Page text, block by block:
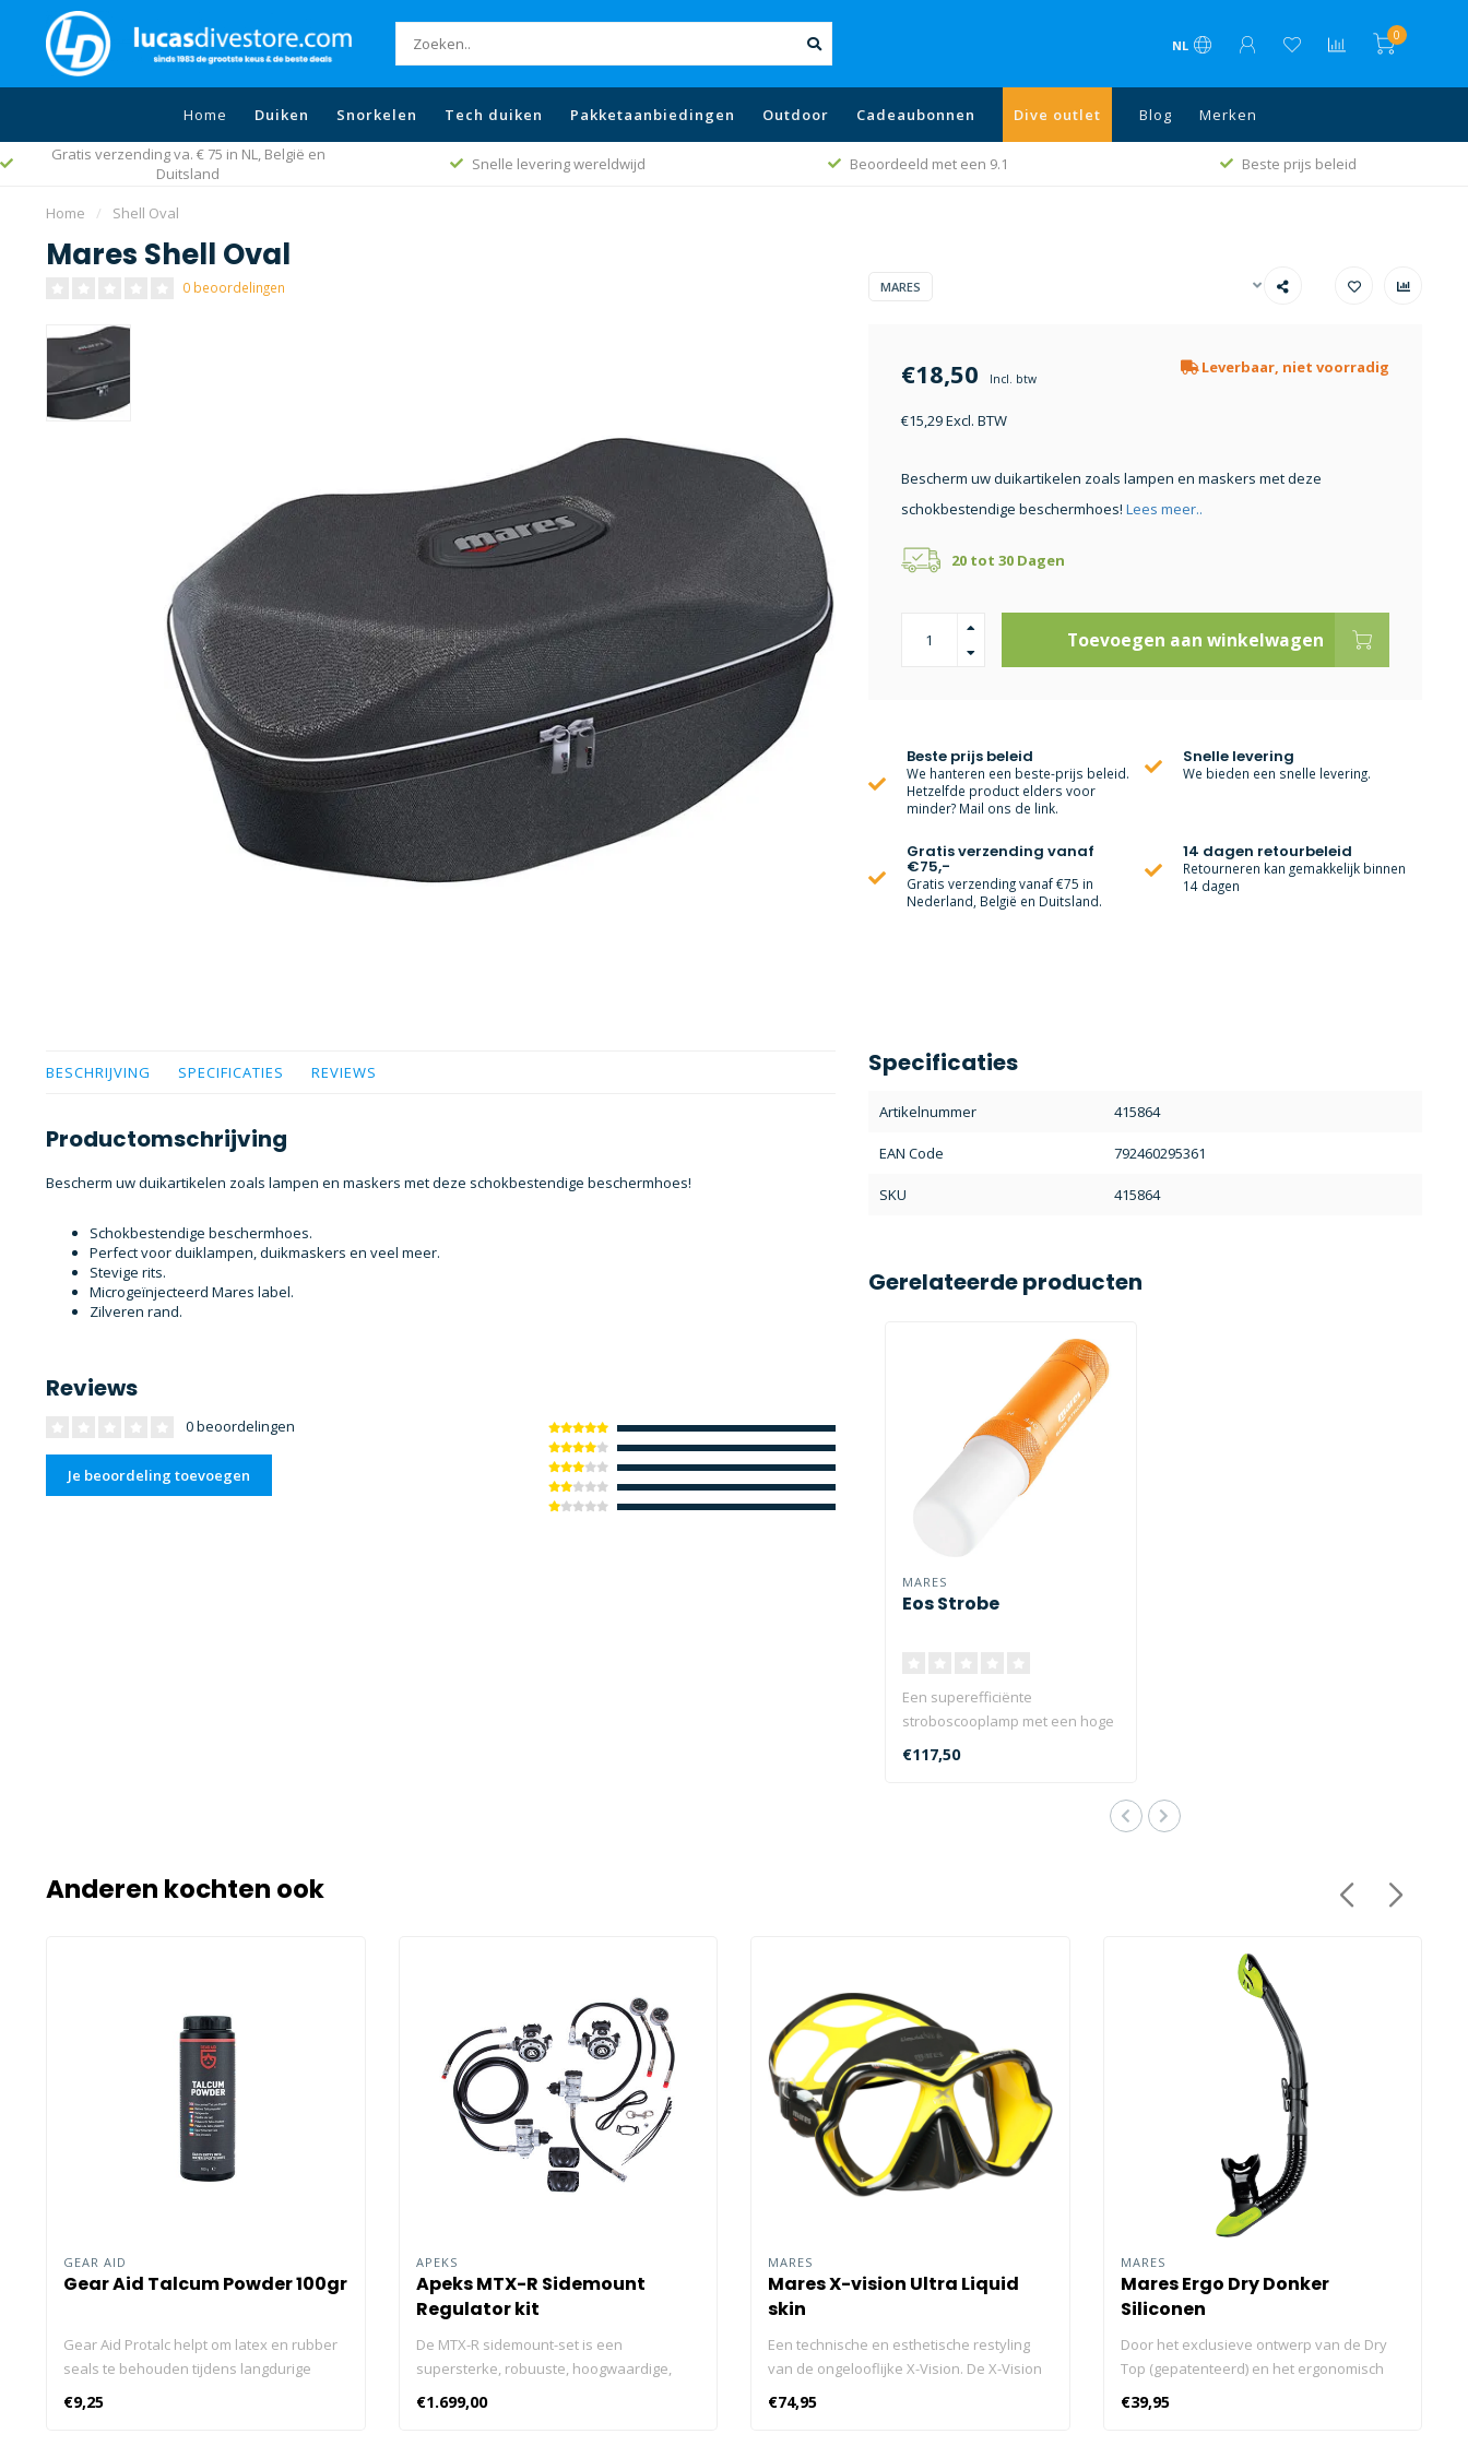
NL
0
Home Duiken Snorkelen Tech duiken Pakketaanbiedingen Outdoor Cadeaubonnen Dive outlet Blog
Merken
Gratis verzending va. € 75 in NL, België en
Duitsland
Snelle levering wereldwijd Beoordeeld met een 9.1 Beste prijs beleid
Home / Shell Oval
Mares Shell Oval
0 beoordelingen MARES
€18,50 Incl. btw
€15,29 Excl. BTW
Leverbaar, niet voorradig
Bescherm uw duikartikelen zoals lampen en maskers met deze
schokbestendige beschermhoes! Lees meer..
20 tot 30 Dagen
Toevoegen aan winkelwagen
Beste prijs beleid
We hanteren een beste-prijs beleid.
Hetzelfde product elders voor
minder? Mail ons de link.
Snelle levering
We bieden een snelle levering.
Gratis verzending vanaf
€75,-
Gratis verzending vanaf €75 in
Nederland, België en Duitsland.
14 dagen retourbeleid
Retourneren kan gemakkelijk binnen
14 dagen
BESCHRIJVING SPECIFICATIES REVIEWS
Productomschrijving
Bescherm uw duikartikelen zoals lampen en maskers met deze schokbestendige beschermhoes!
Schokbestendige beschermhoes.
Perfect voor duiklampen, duikmaskers en veel meer.
Stevige rits.
Microgeïnjecteerd Mares label.
Zilveren rand.
Reviews
0 beoordelingen
Je beoordeling toevoegen
Specificaties
Artikelnummer 415864
EAN Code 792460295361
SKU 415864
Gerelateerde producten
MARES
Eos Strobe
Een superefficiënte
stroboscooplamp met een hoge
€117,50
Anderen kochten ook
GEAR AID
Gear Aid Talcum Powder 100gr
Gear Aid Protalc helpt om latex en rubber
seals te behouden tijdens langdurige
dun laagje zal ook helpen bij het
€9,25
APEKS
Apeks MTX-R Sidemount
Regulator kit
De MTX-R sidemount-set is een
supersterke, robuuste, hoogwaardige,
regelaarconfiguratie die is ontworpen om
€1.699,00
MARES
Mares X-vision Ultra Liquid
skin
Een technische en esthetische restyling
van de ongelooflijke X-Vision. De X-Vision
duikmasker met een groot gezichtsveld. 8
€74,95
MARES
Mares Ergo Dry Donker
Siliconen
Door het exclusieve ontwerp van de Dry
Top (gepatenteerd) en het ergonomisch
snorkel voor duiken en lange
€39,95